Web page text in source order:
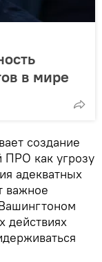
в мире
создание
ПРО как угрозу
адекватных
важное
действиях